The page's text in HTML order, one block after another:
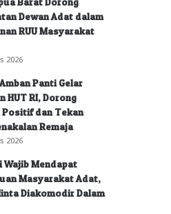
Dewan Adat dalam
RUU Masyarakat
2026
Panti Gelar
HUT RI, Dorong
Positif dan Tekan
Remaja
2026
Wajib Mendapat
Masyarakat Adat,
Diakomodir Dalam